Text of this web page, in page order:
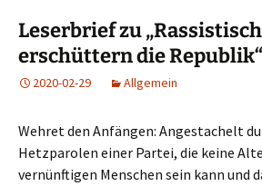
Leserbrief zu
erschüttern die Republik“
2020-02-29 Allgemein
Wehret den Anfängen: Angestachelt
Hetzparolen einer Partei, die keine
vernünftigen Menschen sein kann und